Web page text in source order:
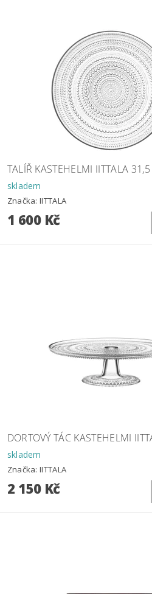
TALÍŘ KASTEHELMI IITTALA
skladem
Značka:IITTALA
1 600 Kč
DORTOVÝ TÁC KASTEHELMI
skladem
Značka:IITTALA
2 150 Kč